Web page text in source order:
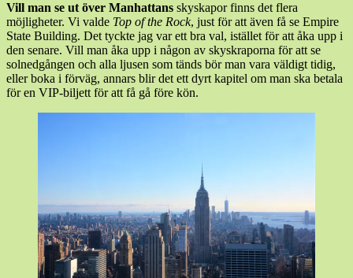
Vill man se ut över Manhattans skyskapor finns det flera
möjligheter. Vi valde Top of the Rock, just för att även få se Empire
State Building. Det tyckte jag var ett bra val, istället för att åka upp i
den senare. Vill man åka upp i någon av skyskraporna för att se
solnedgången och alla ljusen som tänds bör man vara väldigt tidig,
eller boka i förväg, annars blir det ett dyrt kapitel om man ska betala
för en VIP-biljett för att få gå före kön.